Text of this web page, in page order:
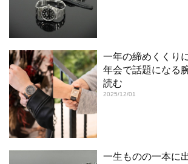
一年の締めくくり
年会で話題になる
読む
2025/12/01
一生ものの一本に